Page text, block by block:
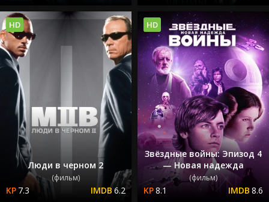
Люди в черном 2
(фильм)
7.3 6.2
HD
Звёздные войны: Эпизод 4
— Новая надежда
(фильм)
8.1 8.6
HD